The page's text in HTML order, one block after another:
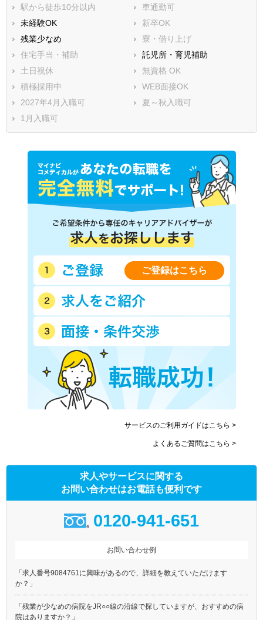
駅から徒歩10分以内
車通勤可
未経験OK
新卒OK
残業少なめ
寮・借り上げ
住宅手当・補助
託児所・育児補助
土日祝休
無資格 OK
積極採用中
WEB面接OK
2027年4月入職可
夏～秋入職可
1月入職可
ご登録はこちら
サービスのご利用ガイドはこちら >
よくあるご質問はこちら >
求人やサービスに関する
お問い合わせはお電話も便利です
0120-941-651
お問い合わせ例
「求人番号9084761に興味があるので、詳細を教えていただけます
か？」
「残業が少なめの病院をJR○○線の沿線で探していますが、おすすめの病
院はありますか？」